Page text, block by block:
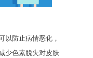
防止病情恶化，
少色素脱失对皮肤